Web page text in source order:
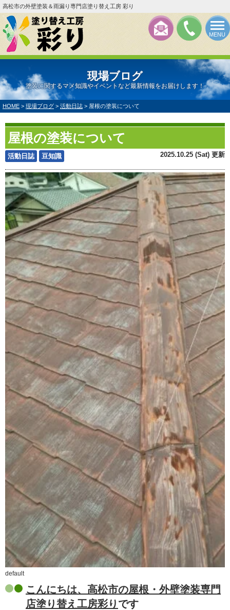
MENU
高松市の外壁塗装＆雨漏り専門店塗り替え工房 彩り
現場ブログ
塗装に関するマメ知識やイベントなど最新情報をお届けします！
HOME > 現場ブログ > 活動日誌 > 屋根の塗装について
屋根の塗装について
活動日誌 豆知識 2025.10.25 (Sat) 更新
default
こんにちは、高松市の屋根・外壁塗装専門
店塗り替え工房彩り です